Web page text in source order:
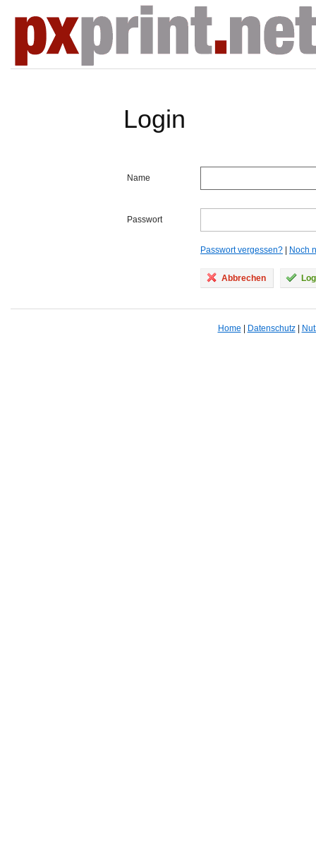
Login
Name
Passwort
Passwort vergessen? Noch
Abbrechen
Home | Datenschutz|